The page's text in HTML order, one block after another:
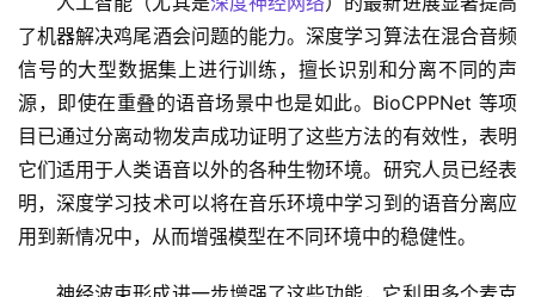
了机器解决鸡尾酒会问题的能力。深度学习算法在混合音频
信号的大型数据集上进行训练，擅长识别和分离不同的声
源，即使在重叠的语音场景中也是如此。BioCPPNet 等项
目已通过分离动物发声成功证明了这些方法的有效性，表明
它们适用于人类语音以外的各种生物环境。研究人员已经表
明，深度学习技术可以将在音乐环境中学习到的语音分离应
用到新情况中，从而增强模型在不同环境中的稳健性。